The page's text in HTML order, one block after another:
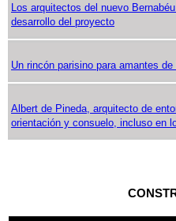
Los arquitectos del nuevo
desarrollo del proyecto
Un rincón parisino para amantes
Albert de Pineda, arquitecto de
orientación y consuelo, incluso en